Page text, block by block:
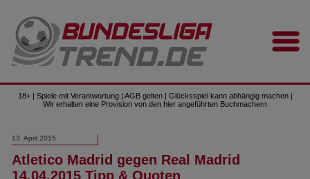
18+ | Spiele mit Verantwortung | AGB gelten | Glücksspiel kann abhängig machen |
Wir erhalten eine Provision von den hier angeführten Buchmachern
13. April 2015
Atletico Madrid gegen Real Madrid
14.04.2015 Tipp & Quoten